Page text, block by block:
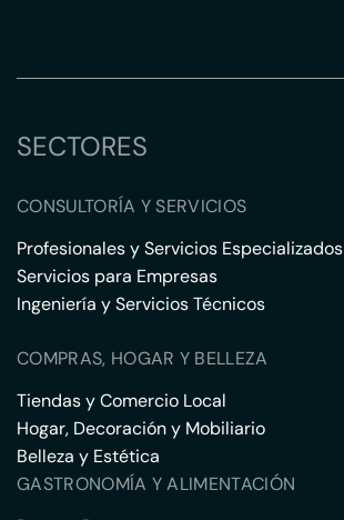
SECTORES
CONSULTORÍA Y SERVICIOS
Profesionales y Servicios Especializados
Servicios para Empresas
Ingeniería y Servicios Técnicos
COMPRAS, HOGAR Y BELLEZA
Tiendas y Comercio Local
Hogar, Decoración y Mobiliario
Belleza y Estética
GASTRONOMÍA Y ALIMENTACIÓN